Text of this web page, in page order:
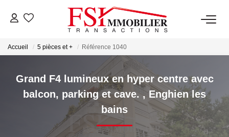
NOTRE AGENCE
Notre Équipe
VENTES
Accueil 5 pièces et + Référence 1040
Grand F4 lumineux en hyper centre avec
balcon, parking et cave. ,Enghien les
bains